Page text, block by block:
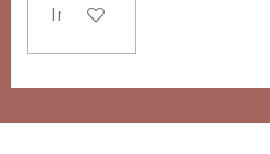
In winkelwagen